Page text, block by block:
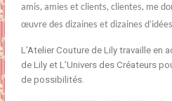
amis, amies et clients, clientes, me
œuvre des dizaines et dizaines
L’Atelier Couture de Lily travaille en
de Lily et L’Univers des Créateurs
de possibilités.